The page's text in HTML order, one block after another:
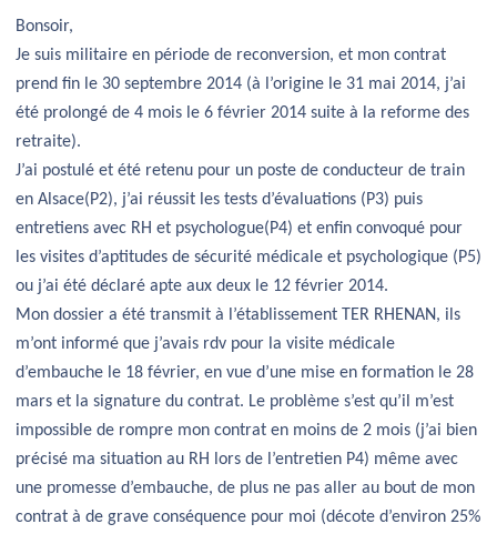
Bonsoir,
Je suis militaire en période de reconversion, et mon contrat
prend fin le 30 septembre 2014 (à l’origine le 31 mai 2014, j’ai
été prolongé de 4 mois le 6 février 2014 suite à la reforme des
retraite).
J’ai postulé et été retenu pour un poste de conducteur de train
en Alsace(P2), j’ai réussit les tests d’évaluations (P3) puis
entretiens avec RH et psychologue(P4) et enfin convoqué pour
les visites d’aptitudes de sécurité médicale et psychologique (P5)
ou j’ai été déclaré apte aux deux le 12 février 2014.
Mon dossier a été transmit à l’établissement TER RHENAN, ils
m’ont informé que j’avais rdv pour la visite médicale
d’embauche le 18 février, en vue d’une mise en formation le 28
mars et la signature du contrat. Le problème s’est qu’il m’est
impossible de rompre mon contrat en moins de 2 mois (j’ai bien
précisé ma situation au RH lors de l’entretien P4) même avec
une promesse d’embauche, de plus ne pas aller au bout de mon
contrat à de grave conséquence pour moi (décote d’environ 25%